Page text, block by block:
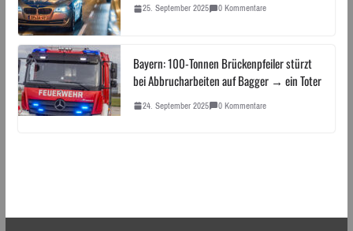
25. September 2025 0 Kommentare
Bayern: 100-Tonnen Brückenpfeiler stürzt
bei Abbrucharbeiten auf Bagger → ein Toter
24. September 2025 0 Kommentare